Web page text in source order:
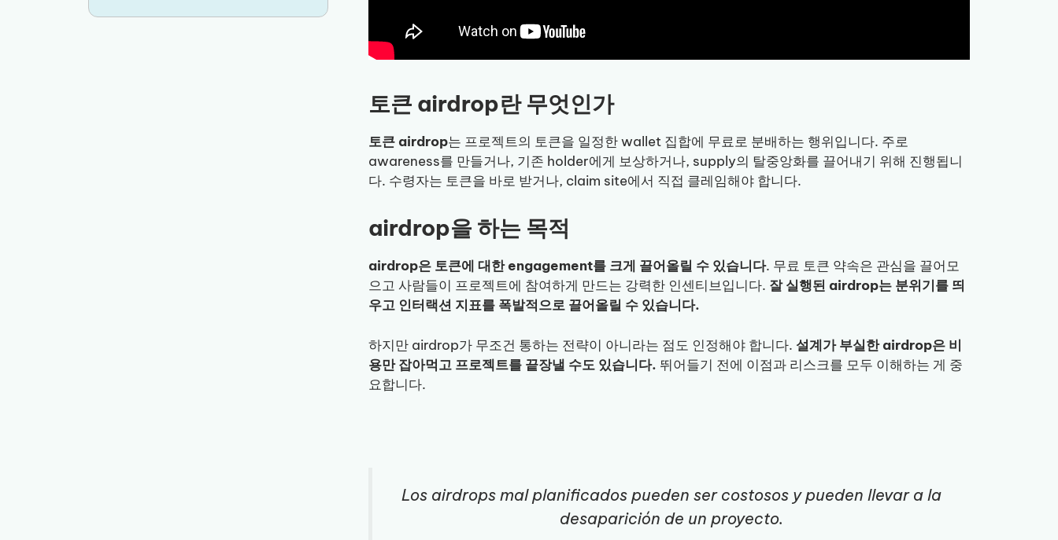
토큰 airdrop란 무엇인가
토큰 airdrop는 프로젝트의 토큰을 일정한 wallet 집합에 무료로 분배하는 행위입니다. 주로
awareness를 만들거나, 기존 holder에게 보상하거나, supply의 탈중앙화를 끌어내기 위해 진행됩니
다. 수령자는 토큰을 바로 받거나, claim site에서 직접 클레임해야 합니다.
airdrop을 하는 목적
airdrop은 토큰에 대한 engagement를 크게 끌어올릴 수 있습니다. 무료 토큰 약속은 관심을 끌어모
으고 사람들이 프로젝트에 참여하게 만드는 강력한 인센티브입니다. 잘 실행된 airdrop는 분위기를 띄
우고 인터랙션 지표를 폭발적으로 끌어올릴 수 있습니다.
하지만 airdrop가 무조건 통하는 전략이 아니라는 점도 인정해야 합니다.설계가 부실한 airdrop은 비
용만 잡아먹고 프로젝트를 끝장낼 수도 있습니다. 뛰어들기 전에 이점과 리스크를 모두 이해하는 게 중
요합니다.
Los airdrops mal planificados pueden ser costosos y pueden llevar a la
desaparición de un proyecto.